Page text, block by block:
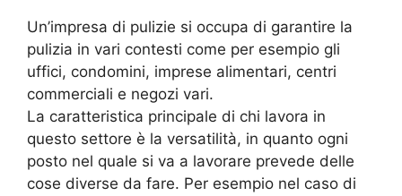
Un’impresa di pulizie si occupa di garantire la
pulizia in vari contesti come per esempio gli
uffici, condomini, imprese alimentari, centri
commerciali e negozi vari.
La caratteristica principale di chi lavora in
questo settore è la versatilità, in quanto ogni
posto nel quale si va a lavorare prevede delle
cose diverse da fare. Per esempio nel caso di